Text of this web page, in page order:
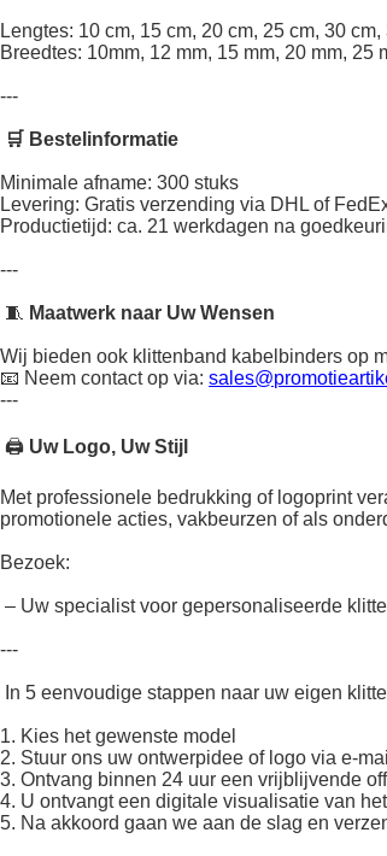
Lengtes: 10 cm, 15 cm, 20 cm, 25 cm, 30 cm,
Breedtes: 10mm, 12 mm, 15 mm, 20 mm, 25
---
🛒 Bestelinformatie
Minimale afname: 300 stuks
Levering: Gratis verzending via DHL of
Productietijd: ca. 21 werkdagen na
---
🧵 Maatwerk naar Uw Wensen
Wij bieden ook klittenband kabelbinders op
📧 Neem contact op via:
---
🖨 Uw Logo, Uw Stijl
Met professionele bedrukking of logoprint
promotionele acties, vakbeurzen of als
Bezoek:
– Uw specialist voor gepersonaliseerde
---
In 5 eenvoudige stappen naar uw eigen
1. Kies het gewenste model
2. Stuur ons uw ontwerpidee of logo via e-
3. Ontvang binnen 24 uur een vrijblijvende
4. U ontvangt een digitale visualisatie van
5. Na akkoord gaan we aan de slag en